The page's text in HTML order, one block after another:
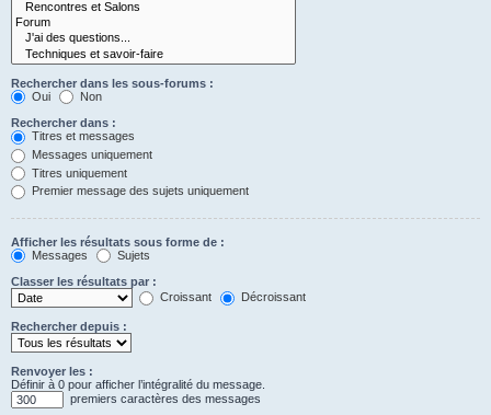
Rechercher dans les sous-forums :
Oui
Non
Rechercher dans :
Titres et messages
Messages uniquement
Titres uniquement
Premier message des sujets uniquement
Afficher les résultats sous forme de :
Messages
Sujets
Classer les résultats par :
Croissant
Décroissant
Rechercher depuis :
Renvoyer les :
Définir à 0 pour afficher l’intégralité du message.
premiers caractères des messages